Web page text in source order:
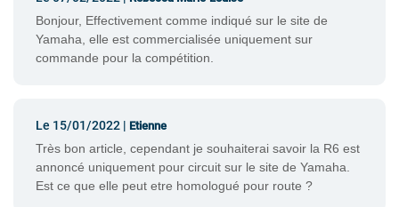
Bonjour, Effectivement comme indiqué sur le site de
Yamaha, elle est commercialisée uniquement sur
commande pour la compétition.
Le 15/01/2022 | Etienne
Très bon article, cependant je souhaiterai savoir la R6 est
annoncé uniquement pour circuit sur le site de Yamaha.
Est ce que elle peut etre homologué pour route ?